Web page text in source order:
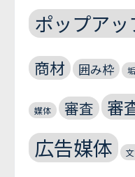
ポップアッ
商材 囲み枠
媒体 審査 審
広告媒体